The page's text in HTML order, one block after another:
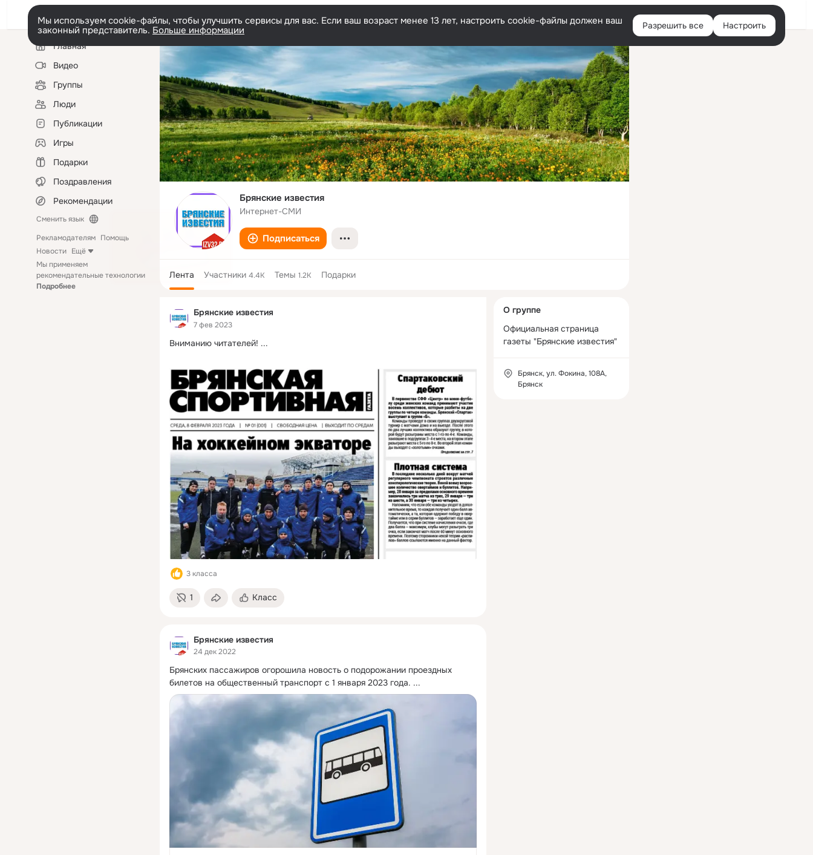
Войти
Мы используем cookie-файлы, чтобы улучшить сервисы для вас. Если ваш возраст менее 13 лет, настроить cookie-файлы должен ваш
законный представитель. Больше информации Разрешить все Настроить
Левая
колонкаГлавная
Видео
Группы
Люди
Публикации
Игры
Подарки
Поздравления
Рекомендации
Сменить язык
Рекламодателям Помощь
Новости Ещё
Мы применяем
рекомендательные технологии
Подробнее
Брянские известия
Интернет-СМИ
Подписаться
Лента Участники 4.4K Темы 1.2K Подарки
Брянские известия
7 фев 2023
Вниманию читателей! ...
3 класса
1 Класс
Брянские известия
24 дек 2022
Брянских пассажиров огорошила новость о подорожании проездных
билетов на общественный транспорт с 1 января 2023 года. ...
колонка
О группе
Официальная страница
газеты "Брянские известия"
Брянск, ул. Фокина, 108А,
Брянск